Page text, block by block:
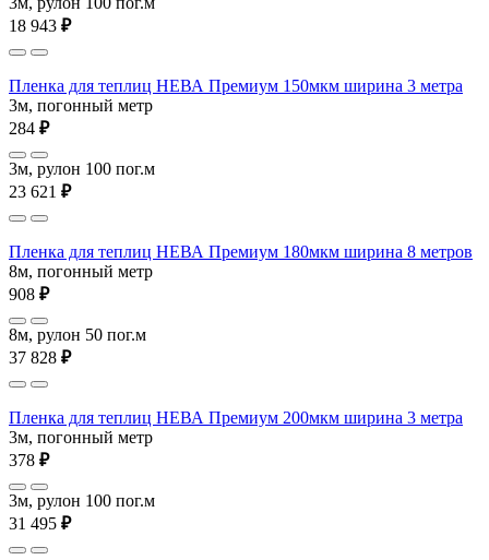
18 943 ₽
Пленка для теплиц НЕВА Премиум 150мкм ширина 3 метра
3м, погонный метр
284 ₽
3м, рулон 100 пог.м
23 621 ₽
Пленка для теплиц НЕВА Премиум 180мкм ширина 8 метров
8м, погонный метр
908 ₽
8м, рулон 50 пог.м
37 828 ₽
Пленка для теплиц НЕВА Премиум 200мкм ширина 3 метра
3м, погонный метр
378 ₽
3м, рулон 100 пог.м
31 495 ₽